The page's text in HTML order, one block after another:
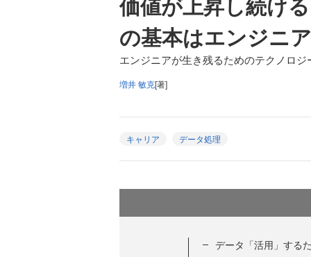
の基本はエンジニ
エンジニアが生き残るためのテクノロ
増井 敏克[著]
キャリア データ処理
データ「活用」する